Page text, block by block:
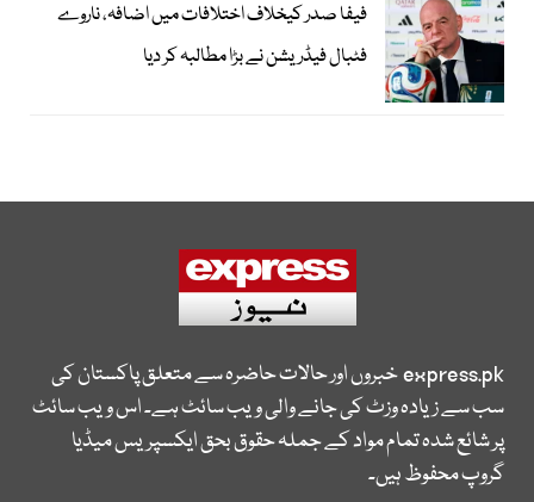
فیفا صدر کیخلاف اختلافات میں اضافہ، ناروے
فٹبال فیڈریشن نے بڑا مطالبہ کر دیا
express.pkخبروں اور حالات حاضرہ سے متعلق پاکستان کی
سب سے زیادہ وزٹ کی جانے والی ویب سائٹ ہے۔ اس ویب سائٹ
پر شائع شدہ تمام مواد کے جملہ حقوق بحق ایکسپریس میڈیا
گروپ محفوظ ہیں۔